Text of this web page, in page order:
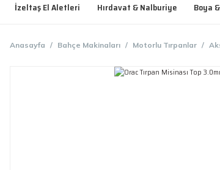
İzeltaş El Aletleri Hırdavat & Nalburiye Boya
Anasayfa Bahçe Makinaları Motorlu Tırpanlar